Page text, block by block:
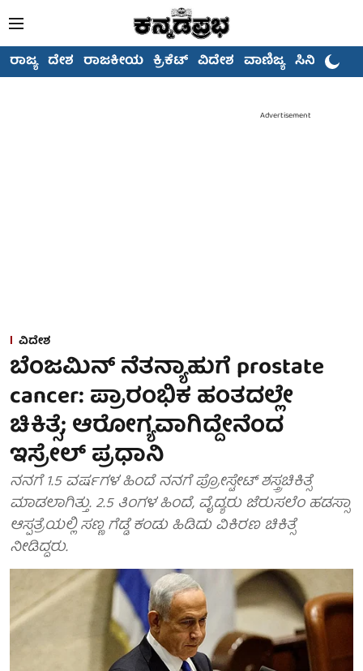
ರಾಜ್ಯ ದೇಶ ರಾಜಕೀಯ ಕ್ರಿಕೆಟ್ ವಿದೇಶ ವಾಣಿಜ್ಯ ಸಿನಿಮಾ
Advertisement
ವಿದೇಶ
ಬೆಂಜಮಿನ್ ನೆತನ್ಯಾಹುಗೆ prostate
cancer: ಪ್ರಾರಂಭಿಕ ಹಂತದಲ್ಲೇ
ಚಿಕಿತ್ಸೆ; ಆರೋಗ್ಯವಾಗಿದ್ದೇನೆಂದ
ಇಸ್ರೇಲ್ ಪ್ರಧಾನಿ
ನನಗೆ 1.5 ವರ್ಷಗಳ ಹಿಂದೆ ನನಗೆ ಪ್ರೋಸ್ಟೇಟ್ ಶಸ್ತ್ರಚಿಕಿತ್ಸೆ
ಮಾಡಲಾಗಿತ್ತು. 2.5 ತಿಂಗಳ ಹಿಂದೆ, ವೈದ್ಯರು ಜೆರುಸಲೆಂ ಹಡಸ್ಸಾ
ಆಸ್ಪತ್ರೆಯಲ್ಲಿ ಸಣ್ಣ ಗೆಡ್ಡೆ ಕಂಡು ಹಿಡಿದು ವಿಕಿರಣ ಚಿಕಿತ್ಸೆ
ನೀಡಿದ್ದರು.